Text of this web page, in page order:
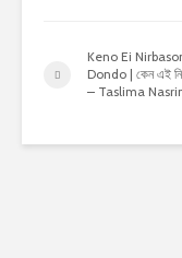
Keno Ei
Dondo | কেন এই
– Taslima